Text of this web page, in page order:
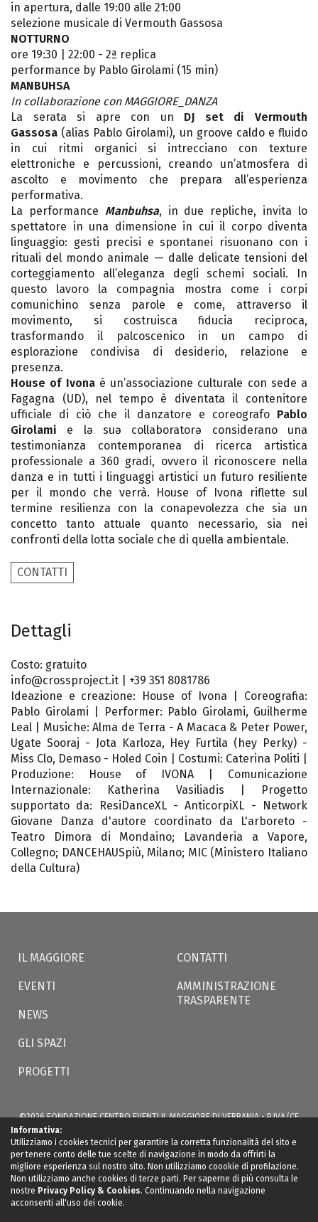
in apertura, dalle 19:00 alle 21:00
selezione musicale di Vermouth Gassosa
NOTTURNO
ore 19:30 | 22:00 - 2ª replica
performance by Pablo Girolami (15 min)
MANBUHSA
In collaborazione con MAGGIORE_DANZA
La serata si apre con un DJ set di Vermouth
Gassosa (alias Pablo Girolami), un groove caldo e fluido
in cui ritmi organici si intrecciano con texture
elettroniche e percussioni, creando un’atmosfera di
ascolto e movimento che prepara all’esperienza
performativa.
La performance Manbuhsa, in due repliche, invita lo
spettatore in una dimensione in cui il corpo diventa
linguaggio: gesti precisi e spontanei risuonano con i
rituali del mondo animale — dalle delicate tensioni del
corteggiamento all’eleganza degli schemi sociali. In
questo lavoro la compagnia mostra come i corpi
comunichino senza parole e come, attraverso il
movimento, si costruisca fiducia reciproca,
trasformando il palcoscenico in un campo di
esplorazione condivisa di desiderio, relazione e
presenza.
House of Ivonaè un’associazione culturale con sede a
Fagagna (UD), nel tempo è diventata il contenitore
ufficiale di ciò che il danzatore e coreografo Pablo
Girolami e lə suə collaboratorə considerano una
testimonianza contemporanea di ricerca artistica
professionale a 360 gradi, ovvero il riconoscere nella
danza e in tutti i linguaggi artistici un futuro resiliente
per il mondo che verrà. House of Ivona riflette sul
termine resilienza con la conapevolezza che sia un
concetto tanto attuale quanto necessario, sia nei
confronti della lotta sociale che di quella ambientale.
CONTATTI
Dettagli
Costo: gratuito
info@crossproject.it | +39 351 8081786
Ideazione e creazione: House of Ivona | Coreografia:
Pablo Girolami | Performer: Pablo Girolami, Guilherme
Leal | Musiche: Alma de Terra - A Macaca & Peter Power,
Ugate Sooraj - Jota Karloza, Hey Furtila (hey Perky) -
Miss Clo, Demaso - Holed Coin | Costumi: Caterina Politi |
Produzione: House of IVONA | Comunicazione
Internazionale: Katherina Vasiliadis | Progetto
supportato da: ResiDanceXL - AnticorpiXL - Network
Giovane Danza d'autore coordinato da L'arboreto -
Teatro Dimora di Mondaino; Lavanderia a Vapore,
Collegno; DANCEHAUSpiù, Milano; MIC (Ministero Italiano
della Cultura)
IL MAGGIORE
EVENTI
NEWS
GLI SPAZI
PROGETTI
CONTATTI
AMMINISTRAZIONE
TRASPARENTE
©2026 FONDAZIONE CENTRO EVENTI IL MAGGIORE DI VERBANIA - P.IVA/CF
02566350035 - VIA S. BERNARDINO, 49 -
PRIVACY
Informativa:
Utilizziamo i cookies tecnici per garantire la corretta funzionalità del sito e
per tenere conto delle tue scelte di navigazione in modo da offrirti la
migliore esperienza sul nostro sito. Non utilizziamo coookie di profilazione.
Non utilizziamo anche cookies di terze parti. Per saperne di più consulta le
nostre Privacy Policy & Cookies. Continuando nella navigazione
acconsenti all'uso dei cookie.